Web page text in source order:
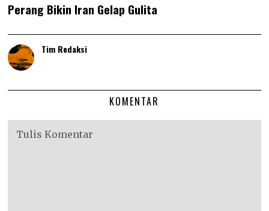
Perang Bikin Iran Gelap Gulita
Tim Redaksi
KOMENTAR